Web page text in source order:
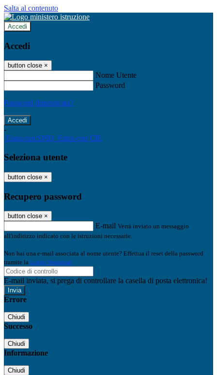
Salta al contenuto
Accedi
Accedi
button close ×
Nome Utente
Password
Password dimenticata?
-
Entra con SPID Entra con CIE
Seleziona utente
button close ×
Recupero password
button close ×
E-mail Verrà inviato un messaggio
all'indirizzo indicato con le istruzioni necessarie.
Non hai una e-mail associata al nome utente? Effettua il reset della password
tramite la Login Spaggiari
E-mail inviata, si prega di controllare la casella di posta elettronica!
Errore
Chiudi
Successo
Chiudi
Informazione
Chiudi